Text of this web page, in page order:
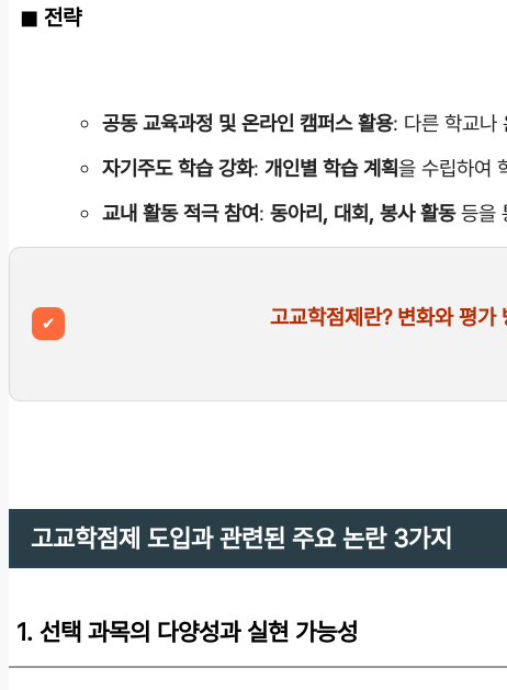
전략
공동 교육과정 및 온라인 캠퍼스 활용: 다른 학교나
자기주도 학습 강화:개인별 학습 계획을 수립하여
교내 활동 적극 참여:동아리, 대회, 봉사 활동등을
✔ 고교학점제란? 변화와 평가
고교학점제 도입과 관련된 주요 논란 3가지
1. 선택 과목의 다양성과 실현 가능성